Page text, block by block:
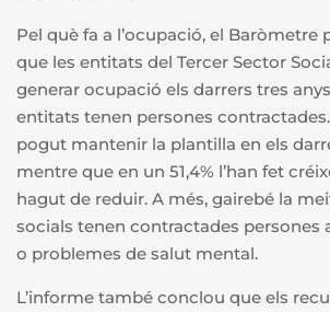
Pel què fa a l’ocupació, el Baròmetre
que les entitats del Tercer Sector
generar ocupació els darrers tres
entitats tenen persones contractades.
pogut mantenir la plantilla en els
mentre que en un 51,4% l’han fet
hagut de reduir. A més, gairebé la
socials tenen contractades persones
o problemes de salut mental.
L’informe també conclou que els